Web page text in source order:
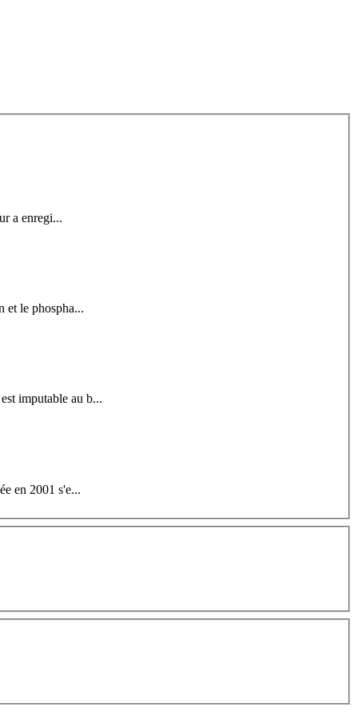
a enregi...
et le phospha...
imputable au b...
en 2001 s'e...